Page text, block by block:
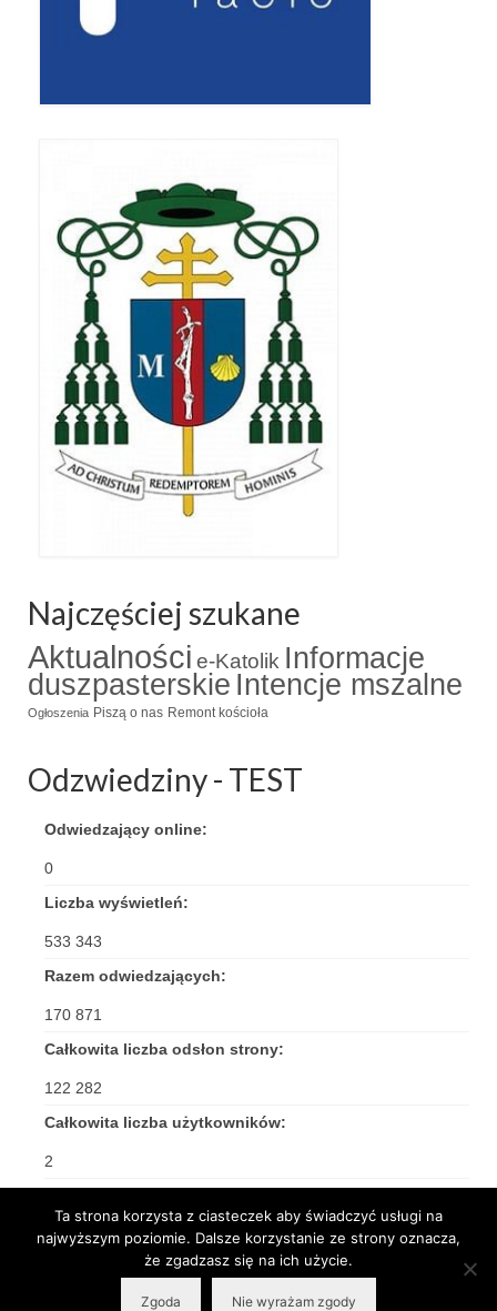
Najczęściej szukane
Aktualności e-Katolik Informacje
duszpasterskie Intencje mszalne
Ogłoszenia Piszą o nas Remont kościoła
Odzwiedziny - TEST
Odwiedzający online:
0
Liczba wyświetleń:
533 343
Razem odwiedzających:
170 871
Całkowita liczba odsłon strony:
122 282
Całkowita liczba użytkowników:
2
Kadence WP
Ta strona korzysta z ciasteczek aby świadczyć usługi na
najwyższym poziomie. Dalsze korzystanie ze strony oznacza,
że zgadzasz się na ich użycie.
Zgoda Nie wyrażam zgody